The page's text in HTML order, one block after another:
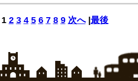
1 2 3 4 5 6 7 8 9 次へ| 最後